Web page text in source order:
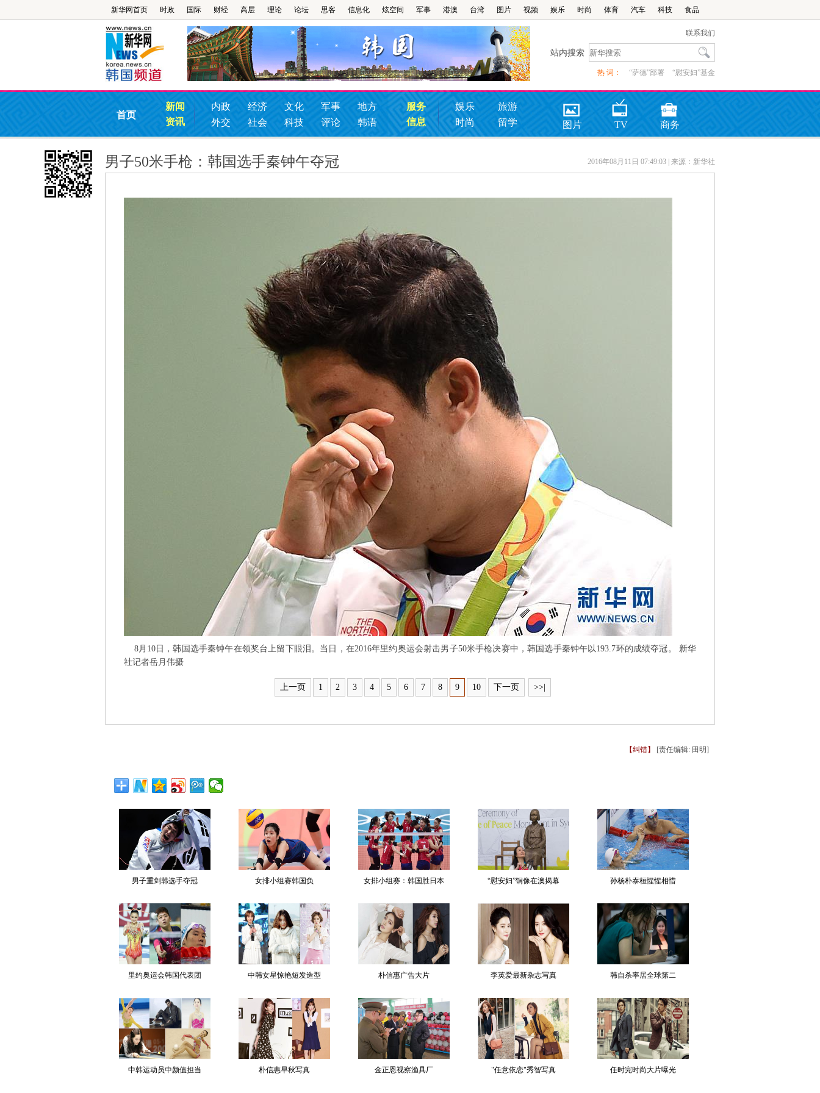
新华网首页 时政 国际 财经 高层 理论 论坛 思客 信息化 炫空间 军事 港澳 台湾 图片 视频 娱乐 时尚 体育 汽车 科技 食品
联系我们
站内搜索
热 词： “萨德”部署 “慰安妇”基金
首页
新闻
资讯
内政 经济 文化 军事
地方
外交
社会 科技 评论 韩语
服务
信息
娱乐
旅游
时尚
留学 图片 TV 商务
男子50米手枪：韩国选手秦钟午夺冠 2016年08月11日 07:49:03 | 来源：新华社
8月10日，韩国选手秦钟午在领奖台上留下眼泪。当日，在2016年里约奥运会射击男子50米手枪决赛中，韩国选手秦钟午以193.7环的成绩夺冠。 新华
社记者岳月伟摄
上一页 1 2 3 4 5 6 7 8 9 10 下一页 >>|
【纠错】 [责任编辑: 田明]
男子重剑韩选手夺冠 女排小组赛韩国负 女排小组赛：韩国胜日本 “慰安妇”铜像在澳揭幕 孙杨朴泰桓惺惺相惜
里约奥运会韩国代表团 中韩女星惊艳短发造型 朴信惠广告大片 李英爱最新杂志写真 韩自杀率居全球第二
中韩运动员中颜值担当 朴信惠早秋写真 金正恩视察渔具厂 "任意依恋"秀智写真 任时完时尚大片曝光